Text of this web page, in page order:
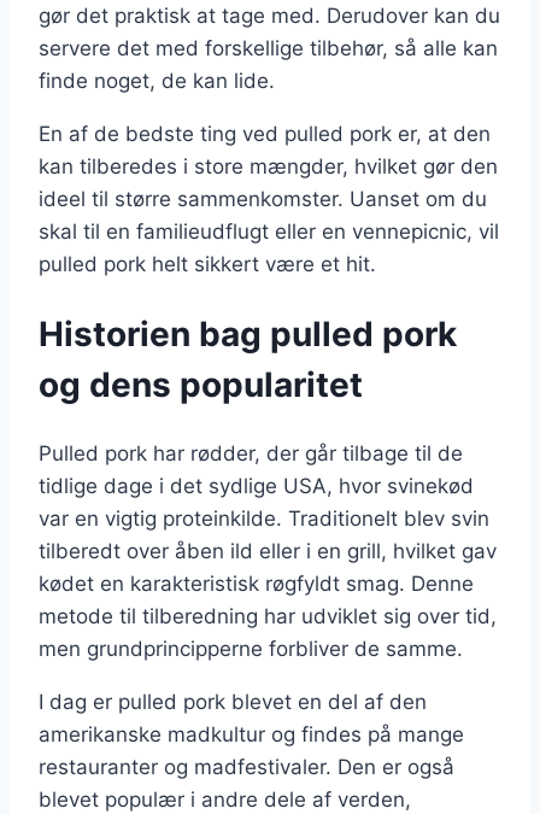
gør det praktisk at tage med. Derudover kan du
servere det med forskellige tilbehør, så alle kan
finde noget, de kan lide.
En af de bedste ting ved pulled pork er, at den
kan tilberedes i store mængder, hvilket gør den
ideel til større sammenkomster. Uanset om du
skal til en familieudflugt eller en vennepicnic, vil
pulled pork helt sikkert være et hit.
Historien bag pulled pork
og dens popularitet
Pulled pork har rødder, der går tilbage til de
tidlige dage i det sydlige USA, hvor svinekød
var en vigtig proteinkilde. Traditionelt blev svin
tilberedt over åben ild eller i en grill, hvilket gav
kødet en karakteristisk røgfyldt smag. Denne
metode til tilberedning har udviklet sig over tid,
men grundprincipperne forbliver de samme.
I dag er pulled pork blevet en del af den
amerikanske madkultur og findes på mange
restauranter og madfestivaler. Den er også
blevet populær i andre dele af verden,